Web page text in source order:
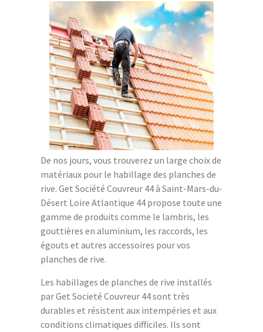
De nos jours, vous trouverez un large choix de
matériaux pour le habillage des planches de
rive. Get Société Couvreur 44 à Saint-Mars-du-
Désert Loire Atlantique 44 propose toute une
gamme de produits comme le lambris, les
gouttières en aluminium, les raccords, les
égouts et autres accessoires pour vos
planches de rive.
Les habillages de planches de rive installés
par Get Societé Couvreur 44 sont très
durables et résistent aux intempéries et aux
conditions climatiques difficiles. Ils sont